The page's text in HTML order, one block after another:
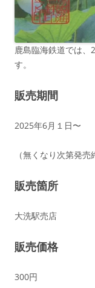
鹿島臨海鉄道では、
す。
販売期間
2025年6月１日〜
（無くなり次第発売
販売箇所
大洗駅売店
販売価格
300円